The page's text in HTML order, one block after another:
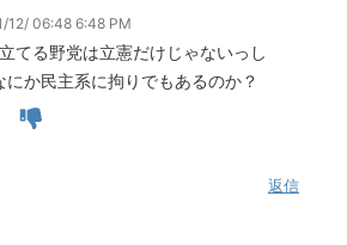
12/ 06:48 6:48 PM
てる野党は立憲だけじゃないっし
にか民主系に拘りでもあるのか？
返信